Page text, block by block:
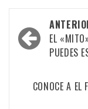
Navegación
por
entradas
EL
PUEDES
CONOCE A EL